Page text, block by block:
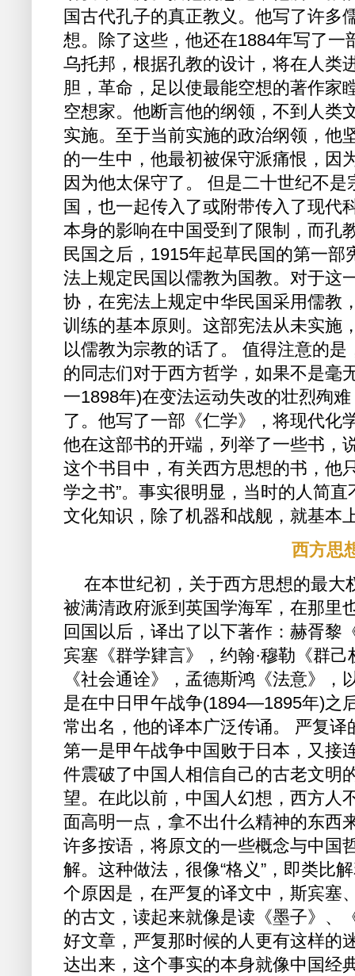
国古代孔子的真正教义。他写了许多
想。除了这些，他还在1884年写了
乌托邦，根据孔教的设计，将在人类
胆，革命，足以使最能空想的著作家
空想家。他断言他的纲领，不到人类
实施。至于当前实施的政治纲领，他
的一生中，他最初被保守派痛恨，因
因为他太保守了。 但是二十世纪不
国，也一起传入了或附带传入了现代
本身的影响在中国受到了限制，而孔
民国之后，1915年起草民国的第一
法上规定民国以儒教为国教。对于这
协，在宪法上规定中华民国采用儒教
训练的基本原则。这部宪法从未实施
以儒教为宗教的话了。 值得注意的
的同志们对于西方哲学，如果不是毫
一1898年)在变法运动失改的壮烈殉
了。他写了一部《仁学》，将现代化
他在这部书的开端，列举了一些书，
这个书目中，有关西方思想的书，他
学之书”。事实很明显，当时的人简
文化知识，除了机器和战舰，就基本
西方思
在本世纪初，关于西方思想的最大
被满清政府派到英国学海军，在那里
回国以后，译出了以下著作：赫胥黎
宾塞《群学肄言》，约翰·穆勒《群
《社会通诠》，孟德斯鸿《法意》
是在中日甲午战争(1894—1895年)之
常出名，他的译本广泛传诵。 严复
第一是甲午战争中国败于日本，又接
件震破了中国人相信自己的古老文明
望。在此以前，中国人幻想，西方人
面高明一点，拿不出什么精神的东西
许多按语，将原文的一些概念与中国
解。这种做法，很像“格义”，即类
个原因是，在严复的译文中，斯宾塞
的古文，读起来就像是读《墨子》、
好文章，严复那时候的人更有这样的
达出来，这个事实的本身就像中国经